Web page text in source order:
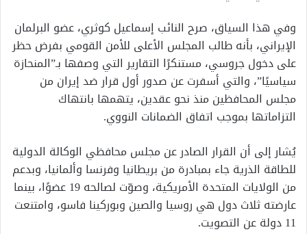
وفي هذا السياق، صرح النائب إسماعيل كوثري، عضو البرلمان
الإيراني، بأنه طالب المجلس الأعلى للأمن القومي بفرض حظر
على دخول جروسي، مستنكرًا التقارير التي وصفها بـ”المنحازة
سياسيًا”، والتي أسفرت عن صدور أول قرار ضد إيران من
مجلس المحافظين منذ نحو عقدين، يتهمها بانتهاك
التزاماتها بموجب اتفاق الضمانات النووي.
يُشار إلى أن القرار الصادر عن مجلس محافظي الوكالة الدولية
للطاقة الذرية جاء بمبادرة من بريطانيا وفرنسا وألمانيا، وبدعم
من الولايات المتحدة الأمريكية، وصوّت لصالحه 19 عضوًا، بينما
عارضته ثلاث دول هي روسيا والصين وبوركينا فاسو، وامتنعت
11 دولة عن التصويت.